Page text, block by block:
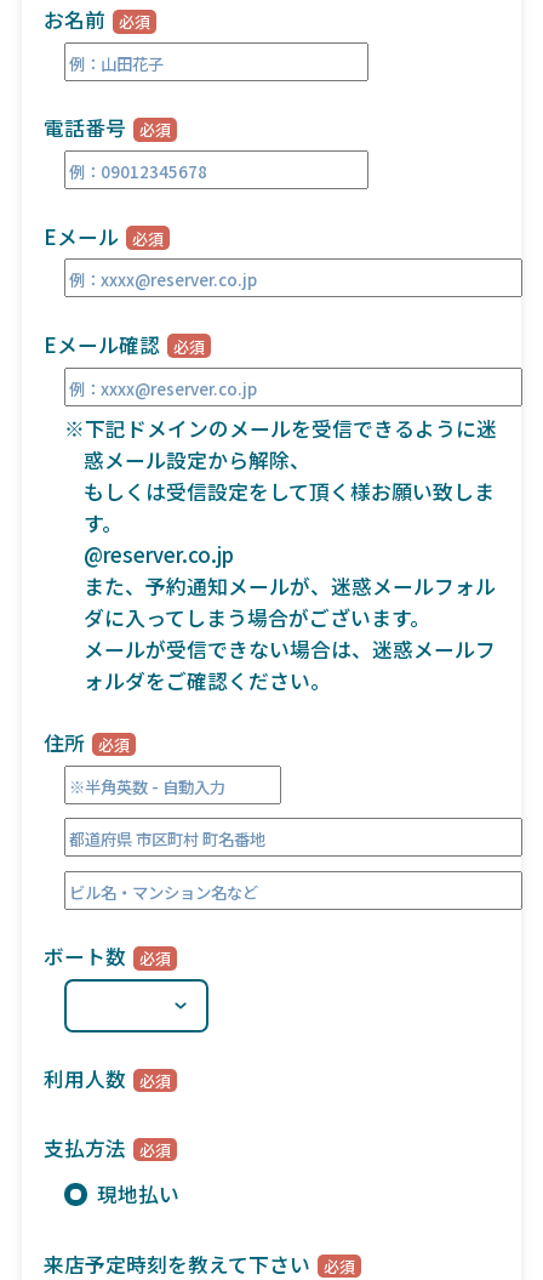
お名前
電話番号
Eメール
Eメール確認
※下記ドメインのメールを受信できるように迷
惑メール設定から解除、
もしくは受信設定をして頂く様お願い致しま
す。
@reserver.co.jp
また、予約通知メールが、迷惑メールフォル
ダに入ってしまう場合がございます。
メールが受信できない場合は、迷惑メールフ
ォルダをご確認ください。
住所
ボート数
利用人数
支払方法
現地払い
来店予定時刻を教えて下さい